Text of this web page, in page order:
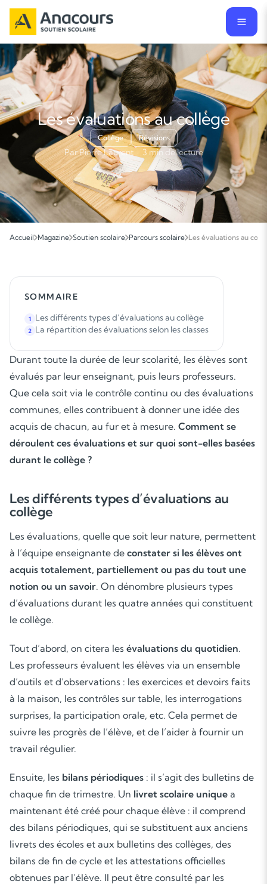
Les évaluations au collège
Collège Révisions
Par Pierre Laurent · 3 min de lecture
Accueil Magazine Soutien scolaire Parcours scolaire Les évaluations au
SOMMAIRE
1 Les différents types d’évaluations au collège
2 La répartition des évaluations selon les classes
Durant toute la durée de leur scolarité, les élèves sont
évalués par leur enseignant, puis leurs professeurs.
Que cela soit via le contrôle continu ou des évaluations
communes, elles contribuent à donner une idée des
acquis de chacun, au fur et à mesure. Comment se
déroulent ces évaluations et sur quoi sont-elles basées
durant le collège ?
Les différents types d’évaluations au
collège
Les évaluations, quelle que soit leur nature, permettent
à l’équipe enseignante de constater si les élèves ont
acquis totalement, partiellement ou pas du tout une
notion ou un savoir. On dénombre plusieurs types
d’évaluations durant les quatre années qui constituent
le collège.
Tout d’abord, on citera les évaluations du quotidien.
Les professeurs évaluent les élèves via un ensemble
d’outils et d’observations : les exercices et devoirs faits
à la maison, les contrôles sur table, les interrogations
surprises, la participation orale, etc. Cela permet de
suivre les progrès de l’élève, et de l’aider à fournir un
travail régulier.
Ensuite, les bilans périodiques : il s’agit des bulletins de
chaque fin de trimestre. Un livret scolaire unique a
maintenant été créé pour chaque élève : il comprend
des bilans périodiques, qui se substituent aux anciens
livrets des écoles et aux bulletins des collèges, des
bilans de fin de cycle et les attestations officielles
obtenues par l’élève. Il peut être consulté par les